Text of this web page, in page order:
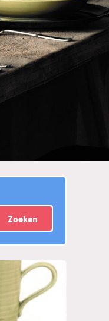
Zoeken